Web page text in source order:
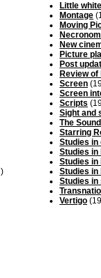
Little
Montage
Moving
New
Picture
Post
Review
Screen
Screen
Scripts
Sight and
The
Starring
Studies in
Studies in
Studies in
Studies in
Studies in
Vertigo